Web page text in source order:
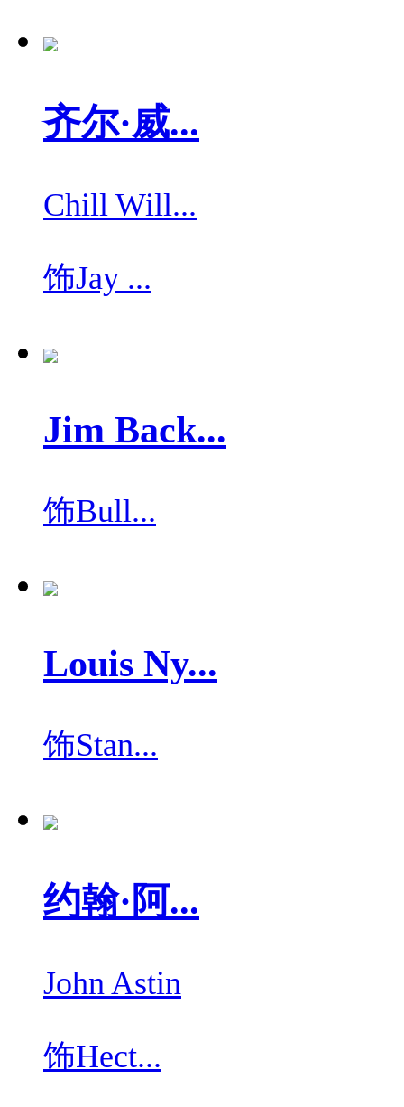
齐尔·威...
Chill Will...
饰Jay ...
Jim Back...
饰Bull...
Louis Ny...
饰Stan...
约翰·阿...
John Astin
饰Hect...